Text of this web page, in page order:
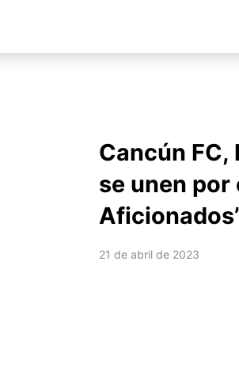
Cancún FC,
se unen por
Aficionados’
21 de abril de 2023